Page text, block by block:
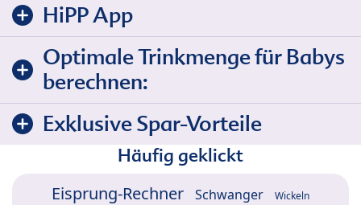
HiPP App
Optimale Trinkmenge für Babys
berechnen:
Exklusive Spar-Vorteile
Häufig geklickt
Eisprung-Rechner Schwanger Wickeln